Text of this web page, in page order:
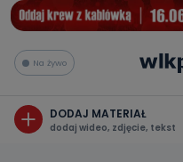
Na żywo
DODAJ MATERIAŁ
dodaj wideo, zdjęcie, tekst